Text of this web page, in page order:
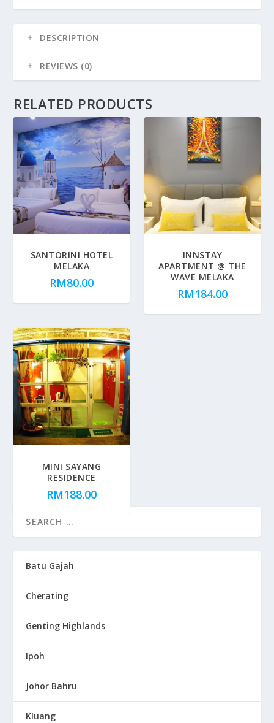
DESCRIPTION
REVIEWS (0)
RELATED PRODUCTS
SANTORINI HOTEL
MELAKA
RM80.00
INNSTAY
APARTMENT @ THE
WAVE MELAKA
RM184.00
MINI SAYANG
RESIDENCE
RM188.00
Batu Gajah
Cherating
Genting Highlands
Ipoh
Johor Bahru
Kluang